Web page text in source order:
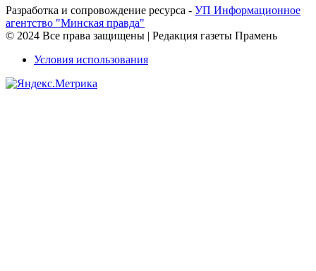
Разработка и сопровождение ресурса - УП Информационное
агентство "Минская правда"
© 2024 Все права защищены | Редакция газеты Прамень
Условия использования